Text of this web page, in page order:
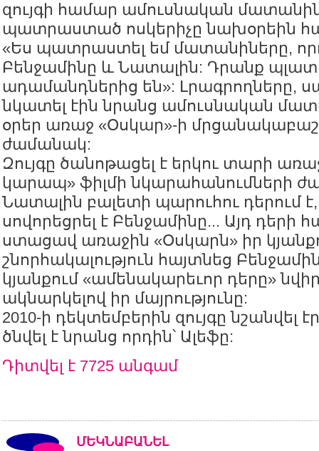
զույգի համար ամուսնական
պատրաստած ոսկերիչը նախօրեին
«Ես պատրաստել եմ մատանիները,
Բենջամինը և Նատալին: Դրանք
ադամանդներից են»: Լրագրողները,
նկատել էին նրանց ամուսնական
օրեր առաջ «Օսկար»-ի
ժամանակ:
Զույգը ծանոթացել է երկու տարի
կարապ» ֆիլմի նկարահանումների
Նատալին բալետի պարուհու դերում
սովորեցրել է Բենջամինը... Այդ դերի
ստացավ առաջին «Օսկարն» իր
շնորհակալություն հայտնեց
կյանքում «ամենակարեւոր դերը»
ակնարկելով իր մայրությունը:
2010-ի դեկտեմբերին զույգը նշանվել
ծնվել է նրանց որդին՝ Ալեֆը:
Դիտվել է 7725 անգամ
ՄԵԿՆԱԲԱՆԵԼ